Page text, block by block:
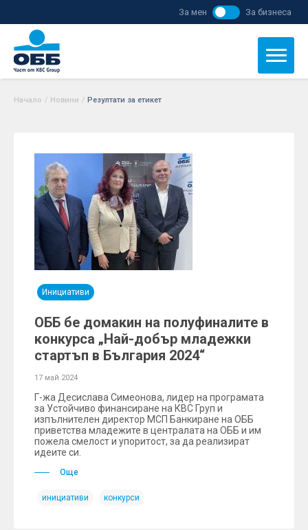
За мен За бизнеса
Начало / Новини / Резултати за етикет
Инициативи
ОББ бе домакин на полуфиналите в
конкурса „Най-добър младежки
стартъп в България 2024“
17 май 2024
Г-жа Десислава Симеонова, лидер на програмата
за Устойчиво финансиране на КВС Груп и
изпълнителен директор МСП Банкиране на ОББ
приветства младежите в централата на ОББ и им
пожела смелост и упоритост, за да реализират
идеите си.
Още
инициативи конкурси